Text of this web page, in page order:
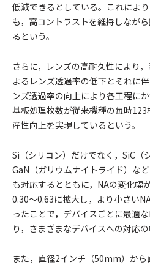
低減できるとしている。これによ
も，高コントラストを維持しなが
るという。
さらに，レンズの高耐久性により
よるレンズ透過率の低下とそれに
ンズ透過率の向上により各工程に
基板処理枚数が従来機種の毎時
産性向上を実現しているという。
Si（シリコン）だけでなく，SiC（
GaN（ガリウムナイトライド）な
も対応するとともに，NAの変化幅
0.30～0.63に拡大し，より小さい
ったことで，デバイスごとに最適
り，さまざまなデバイスへの対応
また，直径2インチ（50mm）か